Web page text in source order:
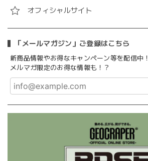
オフィシャルサイト
「メールマガジン」ご登録はこちら
新商品情報やお得なキャンペーン等を配信中！
メルマガ限定のお得な情報も！？